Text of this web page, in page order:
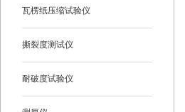
瓦楞纸压缩试验仪
撕裂度测试仪
耐破度试验仪